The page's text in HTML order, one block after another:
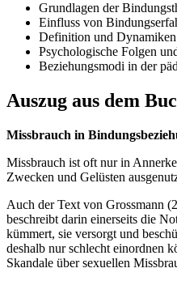
Grundlagen der
Einfluss von
Definition und
Psychologische Folgen
Beziehungsmodi in der
Auszug aus dem
Missbrauch in
Missbrauch ist oft nur in
Zwecken und Gelüsten
Auch der Text von Grossmann
beschreibt darin einerseits die
kümmert, sie versorgt und
deshalb nur schlecht einordnen
Skandale über sexuellen